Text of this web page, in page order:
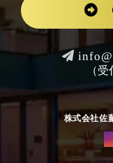
（
株式会社佐